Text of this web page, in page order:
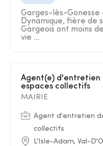
Garges-lès-Gonesse
Dynamique, fière de
Gargeois ont moins
vie ...
Agent(e) d'entretien des bâtiments et
espaces collectifs
MAIRIE
Agent d'entretien
collectifs
L'Isle-Adam, Val-